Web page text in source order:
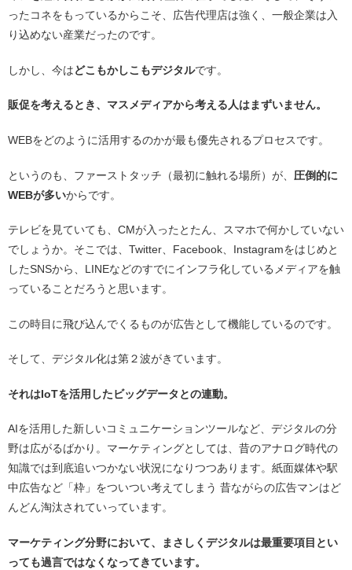
ったコネをもっているからこそ、広告代理店は強く、一般企業は入
り込めない産業だったのです。
しかし、今はどこもかしこもデジタルです。
販促を考えるとき、マスメディアから考える人はまずいません。
WEBをどのように活用するのかが最も優先されるプロセスです。
というのも、ファーストタッチ（最初に触れる場所）が、 圧倒的に
WEBが多いからです。
テレビを見ていても、CMが入ったとたん、スマホで何かしていない
でしょうか。そこでは、Twitter、Facebook、Instagramをはじめと
したSNSから、LINEなどのすでにインフラ化しているメディアを触
っていることだろうと思います。
この時目に飛び込んでくるものが広告として機能しているのです。
そして、デジタル化は第２波がきています。
それはIoTを活用したビッグデータとの連動。
AIを活用した新しいコミュニケーションツールなど、デジタルの分
野は広がるばかり。マーケティングとしては、昔のアナログ時代の
知識では到底追いつかない状況になりつつあります。紙面媒体や駅
中広告など「枠」をついつい考えてしまう 昔ながらの広告マンはど
んどん淘汰されていっています。
マーケティング分野において、まさしくデジタルは最重要項目とい
っても過言ではなくなってきています。